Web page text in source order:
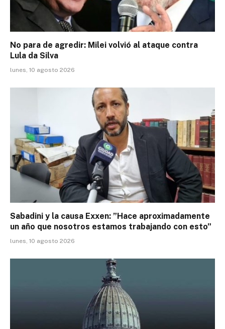
No para de agredir: Milei volvió al ataque contra
Lula da Silva
lunes, 10 agosto 2026
Sabadini y la causa Exxen: ”Hace aproximadamente
un año que nosotros estamos trabajando con esto”
lunes, 10 agosto 2026